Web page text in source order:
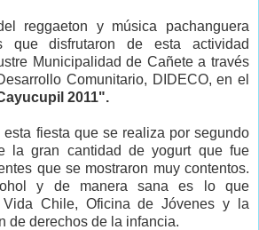
reggaeton y música pachanguera
que disfrutaron de esta actividad
Municipalidad de Cañete a través
Comunitario, DIDECO, en el
2011".
esta fiesta que se realiza por segundo
la gran cantidad de yogurt que fue
que se mostraron muy contentos.
y de manera sana es lo que
Vida Chile, Oficina de Jóvenes y la
de derechos de la infancia.